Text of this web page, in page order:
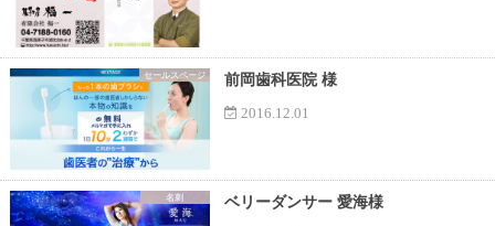
セールスページ 前岡歯科医院 様
2016.12.01
名刺 ベリーダンサー 愛海様